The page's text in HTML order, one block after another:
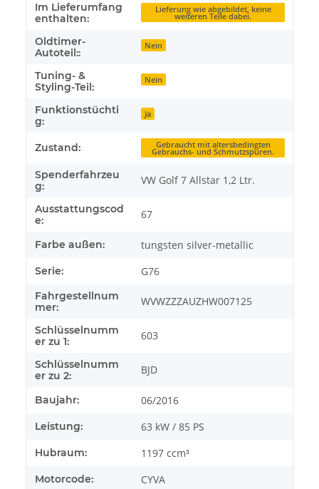
Im Lieferumfang
enthalten:
Lieferung wie abgebildet, keine
weiteren Teile dabei.
Oldtimer-
Autoteil::
Nein
Tuning- &
Styling-Teil:
Nein
Funktionstüchti
g:
Ja
Zustand: Gebraucht mit altersbedingten
Gebrauchs- und Schmutzspuren.
Spenderfahrzeu
g:
VW Golf 7 Allstar 1,2 Ltr.
Ausstattungscod
e:
67
Farbe außen: tungsten silver-metallic
Serie: G76
Fahrgestellnum
mer:
WVWZZZAUZHW007125
Schlüsselnumm
er zu 1:
603
Schlüsselnumm
er zu 2:
BJD
Baujahr: 06/2016
Leistung: 63 kW / 85 PS
Hubraum: 1197 ccm³
Motorcode: CYVA